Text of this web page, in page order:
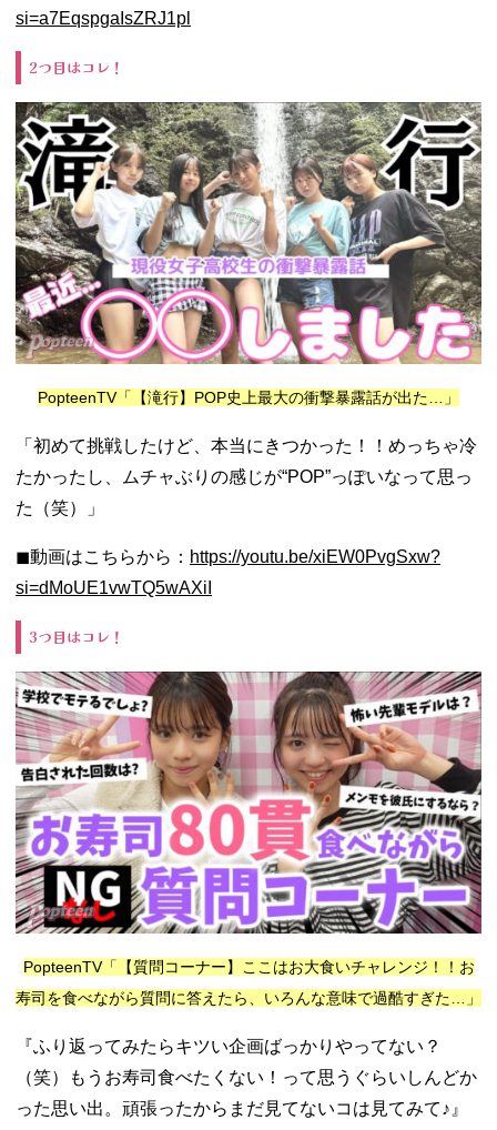
si=a7EqspgaIsZRJ1pl
2つ目はコレ！
PopteenTV「【滝行】POP史上最大の衝撃暴露話が出た…」
「初めて挑戦したけど、本当にきつかった！！めっちゃ冷
たかったし、ムチャぶりの感じが“POP”っぽいなって思っ
た（笑）」
◼︎動画はこちらから： https://youtu.be/xiEW0PvgSxw?
si=dMoUE1vwTQ5wAXiI
3つ目はコレ！
PopteenTV「【質問コーナー】ここはお大食いチャレンジ！！お
寿司を食べながら質問に答えたら、いろんな意味で過酷すぎた…」
『ふり返ってみたらキツい企画ばっかりやってない？
（笑）もうお寿司食べたくない！って思うぐらいしんどか
った思い出。頑張ったからまだ見てないコは見てみて♪』